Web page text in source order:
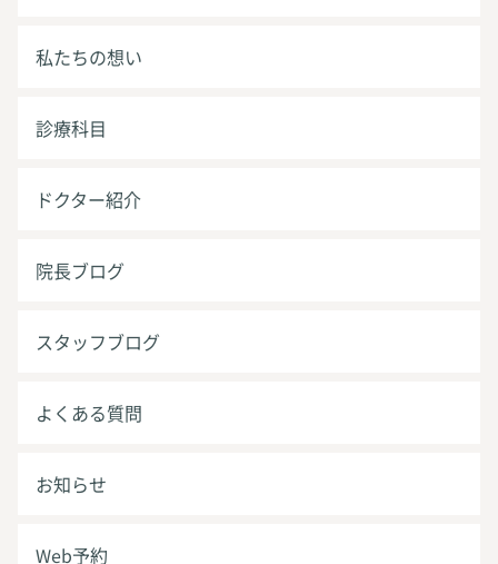
私たちの想い
診療科目
ドクター紹介
院長ブログ
スタッフブログ
よくある質問
お知らせ
Web予約